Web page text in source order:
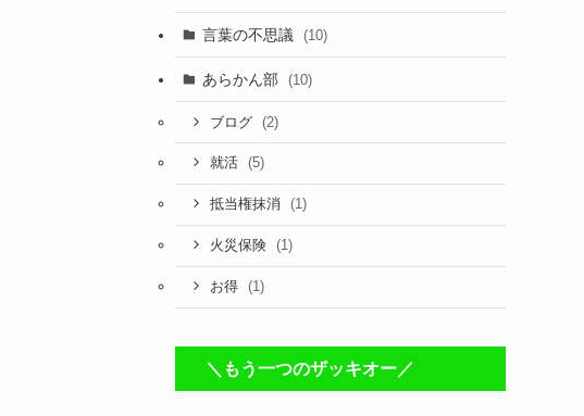
言葉の不思議 (10)
あらかん部 (10)
ブログ (2)
就活 (5)
抵当権抹消 (1)
火災保険 (1)
お得 (1)
＼もう一つのザッキオー／